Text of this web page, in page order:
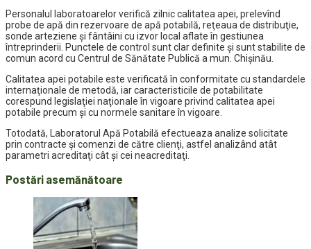
Personalul laboratoarelor verifică zilnic calitatea apei, prelevînd
probe de apă din rezervoare de apă potabilă, reţeaua de distribuţie,
sonde arteziene şi fântâini cu izvor local aflate în gestiunea
întreprinderii. Punctele de control sunt clar definite şi sunt stabilite de
comun acord cu Centrul de Sănătate Publică a mun. Chişinău.
Calitatea apei potabile este verificată în conformitate cu standardele
internaţionale de metodă, iar caracteristicile de potabilitate
corespund legislaţiei naţionale în vigoare privind calitatea apei
potabile precum şi cu normele sanitare în vigoare.
Totodată, Laboratorul Apă Potabilă efectueaza analize solicitate
prin contracte şi comenzi de către clienţi, astfel analizând atât
parametri acreditaţi cât şi cei neacreditaţi.
Postări asemănătoare